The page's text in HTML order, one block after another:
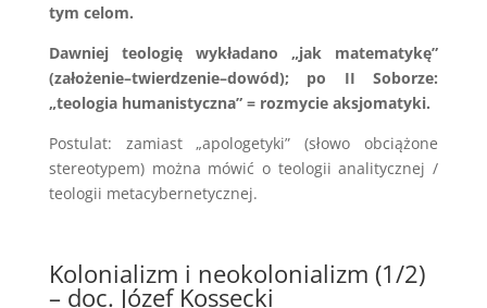
tym celom.
Dawniej teologię wykładano „jak matematykę”
(założenie–twierdzenie–dowód); po II Soborze:
„teologia humanistyczna” = rozmycie aksjomatyki.
Postulat: zamiast „apologetyki” (słowo obciążone
stereotypem) można mówić o teologii analitycznej /
teologii metacybernetycznej.
Kolonializm i neokolonializm (1/2)
– doc. Józef Kossecki